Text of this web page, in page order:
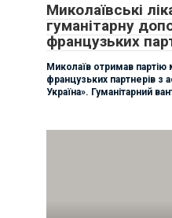
Миколаївські
гуманітарну
французьких
Миколаїв отримав
французьких партнерів з
Україна». Гуманітарний